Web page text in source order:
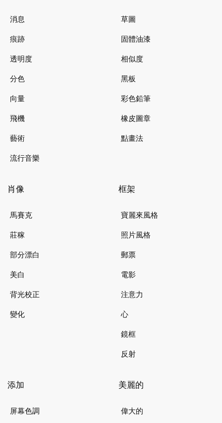
消息
痕跡
透明度
分色
向量
飛機
藝術
流行音樂
草圖
固體油漆
相似度
黑板
彩色鉛筆
橡皮圖章
點畫法
肖像
馬賽克
莊稼
部分漂白
美白
背光校正
變化
框架
寶麗來風格
照片風格
郵票
電影
注意力
心
鏡框
反射
添加
屏幕色調
美麗的
偉大的